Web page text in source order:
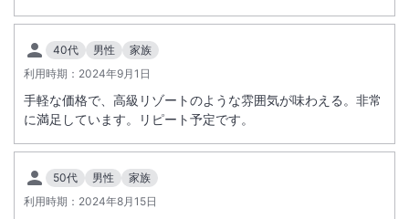
40代 男性
家族
利用時期： 2024年9月1日
手軽な価格で、高級リゾートのような雰囲気が味わえる。非常
に満足しています。リピート予定です。
50代 男性
家族
利用時期： 2024年8月15日